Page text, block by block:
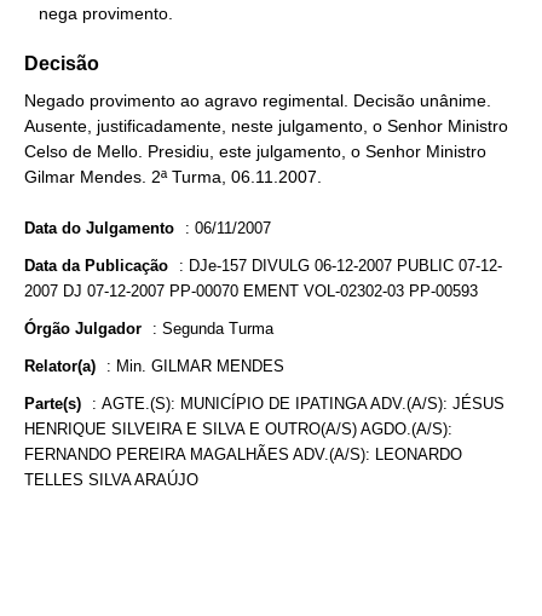
   nega provimento.
Decisão
Negado provimento ao agravo regimental. Decisão unânime.
Ausente, justificadamente, neste julgamento, o Senhor Ministro
Celso de Mello. Presidiu, este julgamento, o Senhor Ministro
Gilmar Mendes. 2ª Turma, 06.11.2007.
Data do Julgamento : 06/11/2007
Data da Publicação : DJe-157 DIVULG 06-12-2007 PUBLIC 07-12-
2007 DJ 07-12-2007 PP-00070 EMENT VOL-02302-03 PP-00593
Órgão Julgador : Segunda Turma
Relator(a) : Min. GILMAR MENDES
Parte(s) : AGTE.(S): MUNICÍPIO DE IPATINGA ADV.(A/S): JÉSUS
HENRIQUE SILVEIRA E SILVA E OUTRO(A/S) AGDO.(A/S):
FERNANDO PEREIRA MAGALHÃES ADV.(A/S): LEONARDO
TELLES SILVA ARAÚJO